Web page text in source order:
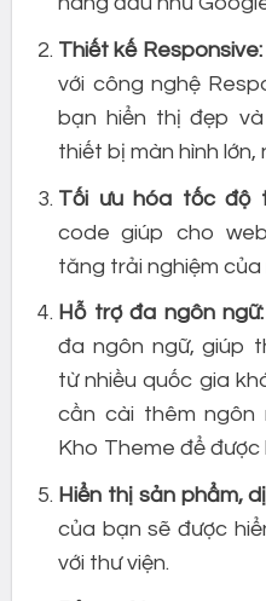
Thiết kế Responsive:
với công nghệ
bạn hiển thị đẹp
thiết bị màn hình lớn,
Tối ưu hóa tốc độ
code giúp cho
tăng trải nghiệm của
Hỗ trợ đa ngôn ngữ:
đa ngôn ngữ, giúp
từ nhiều quốc gia
cần cài thêm ngôn
Kho Theme để được
Hiển thị sản phẩm,
của bạn sẽ được
với thư viện.